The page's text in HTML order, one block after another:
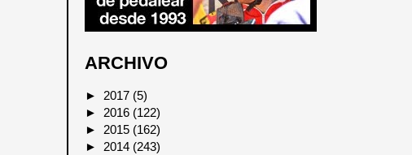
ARCHIVO
►2017 (5)
► 2016 (122)
► 2015 (162)
► 2014 (243)